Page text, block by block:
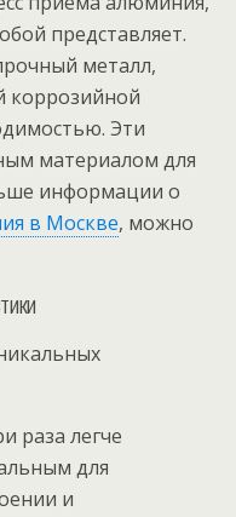
представляет.
металл,
коррозийной
Эти
материалом для
информации о
в Москве, можно
раза легче
для
и